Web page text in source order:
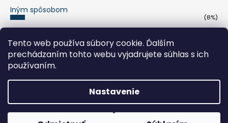
Tento web používa súbory cookie. Ďalším
prechádzaním tohto webu vyjadrujete súhlas s ich
používaním.
Nastavenie
Iným spôsobom
(8%)
Počet hlasov:263
Copyright 2026polovnickepotreby.sk. Všetky práva